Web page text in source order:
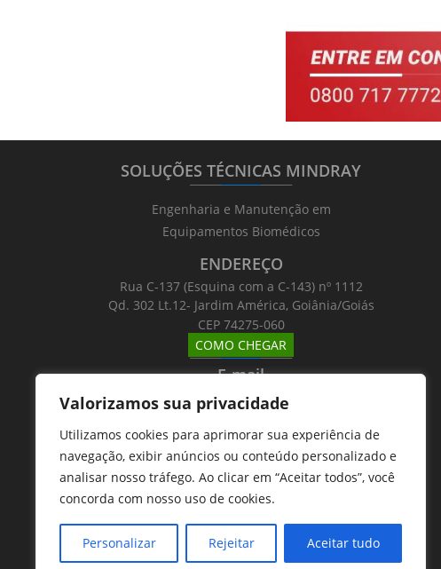
Valorizamos sua privacidade
Utilizamos cookies para aprimorar sua experiência de
navegação, exibir anúncios ou conteúdo personalizado e
analisar nosso tráfego. Ao clicar em “Aceitar todos”, você
concorda com nosso uso de cookies.
Personalizar Rejeitar Aceitar tudo
SOLUÇÕES TÉCNICAS MINDRAY
_______________________
Engenharia e Manutenção em
Equipamentos Biomédicos
ENDEREÇO
Rua C-137 (Esquina com a C-143) nº 1112
Qd. 302 Lt.12- Jardim América, Goiânia/Goiás
CEP 74275-060
COMO CHEGAR
_______________________
E-mail
Email: atntecnologiabrasil@gmail.com
Telefones
_______ ________________
62 9 8610 7777
11 9 7533 5757